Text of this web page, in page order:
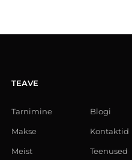
TEAVE
Tarnimine
Makse
Meist
Blogi
Kontaktid
Teenused